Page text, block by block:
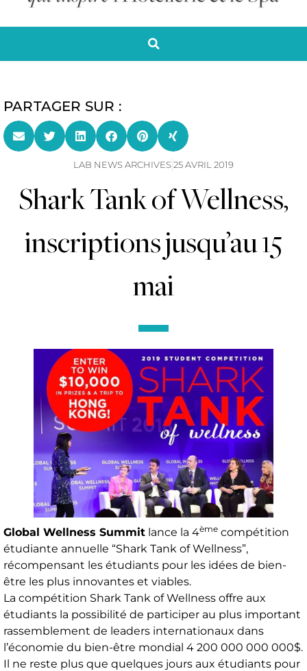
PARTAGER SUR :
LAB NEWS ARCHIVES25 AVRIL 2019
Shark Tank of Wellness,
inscriptions jusqu’au 15
mai
Global Wellness Summit lance la 4ème compétition
étudiante annuelle “Shark Tank of Wellness”,
récompensant les étudiants pour les idées de bien-
être les plus innovantes et viables.
La compétition Shark Tank of Wellness offre aux
étudiants la possibilité de participer au plus important
rassemblement de leaders internationaux dans
l’économie du bien-être mondial 4 200 000 000 000$.
Il ne reste plus que quelques jours aux étudiants pour